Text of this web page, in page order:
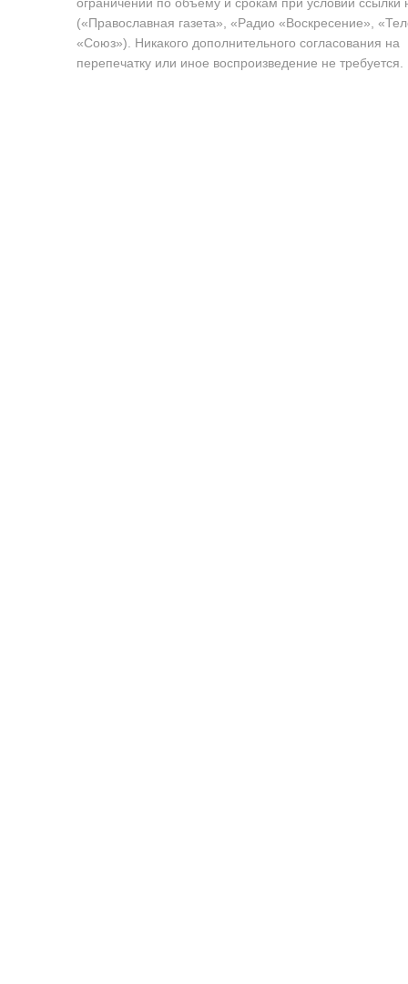
(«Православная газета», «Радио «Воскресение»,
«Союз»). Никакого дополнительного согласования на
перепечатку или иное воспроизведение не требуется.